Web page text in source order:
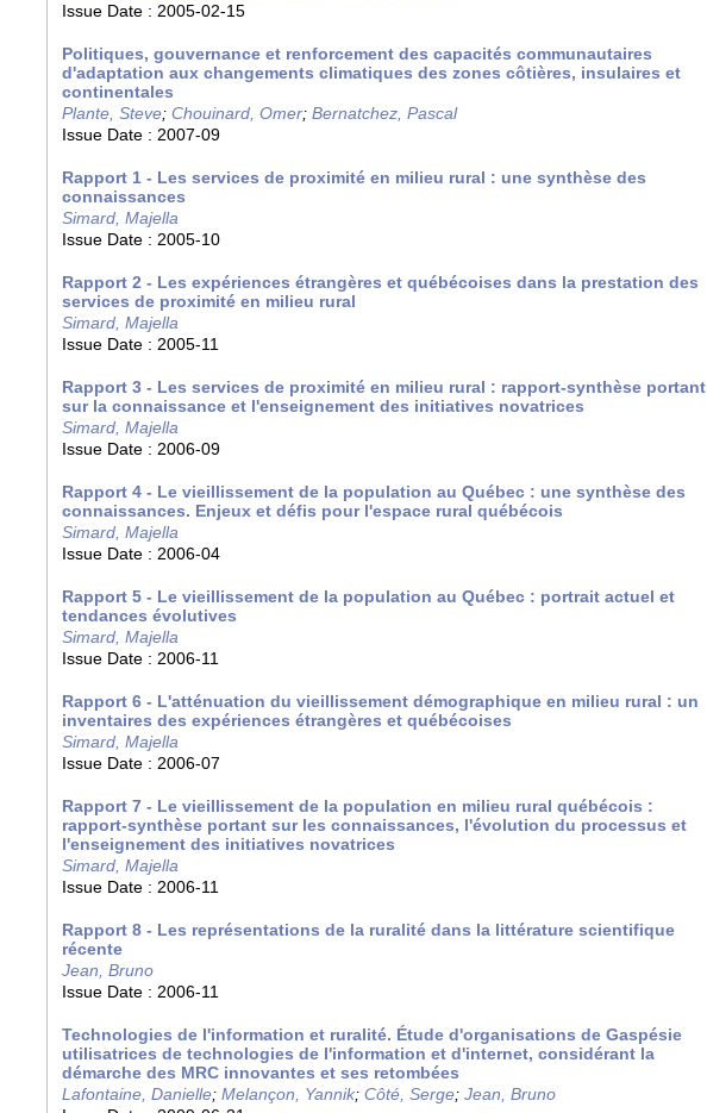
Issue Date : 2005-02-15
Politiques, gouvernance et renforcement des capacités communautaires
d'adaptation aux changements climatiques des zones côtières, insulaires et
continentales
Plante, Steve; Chouinard, Omer; Bernatchez, Pascal
Issue Date : 2007-09
Rapport 1 - Les services de proximité en milieu rural : une synthèse des
connaissances
Simard, Majella
Issue Date : 2005-10
Rapport 2 - Les expériences étrangères et québécoises dans la prestation des
services de proximité en milieu rural
Simard, Majella
Issue Date : 2005-11
Rapport 3 - Les services de proximité en milieu rural : rapport-synthèse portant
sur la connaissance et l'enseignement des initiatives novatrices
Simard, Majella
Issue Date : 2006-09
Rapport 4 - Le vieillissement de la population au Québec : une synthèse des
connaissances. Enjeux et défis pour l'espace rural québécois
Simard, Majella
Issue Date : 2006-04
Rapport 5 - Le vieillissement de la population au Québec : portrait actuel et
tendances évolutives
Simard, Majella
Issue Date : 2006-11
Rapport 6 - L'atténuation du vieillissement démographique en milieu rural : un
inventaires des expériences étrangères et québécoises
Simard, Majella
Issue Date : 2006-07
Rapport 7 - Le vieillissement de la population en milieu rural québécois :
rapport-synthèse portant sur les connaissances, l'évolution du processus et
l'enseignement des initiatives novatrices
Simard, Majella
Issue Date : 2006-11
Rapport 8 - Les représentations de la ruralité dans la littérature scientifique
récente
Jean, Bruno
Issue Date : 2006-11
Technologies de l'information et ruralité. Étude d'organisations de Gaspésie
utilisatrices de technologies de l'information et d'internet, considérant la
démarche des MRC innovantes et ses retombées
Lafontaine, Danielle; Melançon, Yannik; Côté, Serge; Jean, Bruno